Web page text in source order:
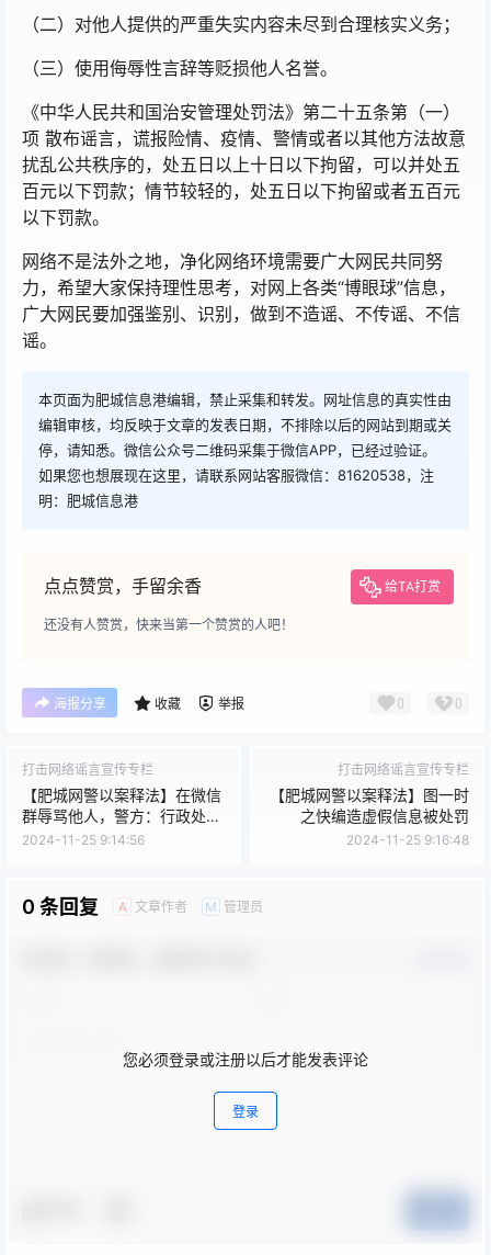
（二）对他人提供的严重失实内容未尽到合理核实义务；
（三）使用侮辱性言辞等贬损他人名誉。
《中华人民共和国治安管理处罚法》第二十五条第（一）
项 散布谣言，谎报险情、疫情、警情或者以其他方法故意
扰乱公共秩序的，处五日以上十日以下拘留，可以并处五
百元以下罚款；情节较轻的，处五日以下拘留或者五百元
以下罚款。
网络不是法外之地，净化网络环境需要广大网民共同努
力，希望大家保持理性思考，对网上各类“博眼球”信息，
广大网民要加强鉴别、识别，做到不造谣、不传谣、不信
谣。
本页面为肥城信息港编辑，禁止采集和转发。网址信息的真实性由
编辑审核，均反映于文章的发表日期，不排除以后的网站到期或关
停，请知悉。微信公众号二维码采集于微信APP，已经过验证。
如果您也想展现在这里，请联系网站客服微信：81620538，注
明：肥城信息港
点点赞赏，手留余香 给TA打赏
还没有人赞赏，快来当第一个赞赏的人吧！
海报分享 收藏 举报 0 0
打击网络谣言宣传专栏
【肥城网警以案释法】在微信
群辱骂他人，警方：行政处
罚！
2024-11-25 9:14:56
打击网络谣言宣传专栏
【肥城网警以案释法】图一时
之快编造虚假信息被处罚
2024-11-25 9:16:48
0 条回复 A 文章作者 M 管理员
您必须登录或注册以后才能发表评论
登录